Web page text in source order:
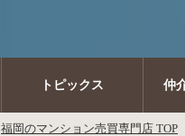
トピックス 仲
福岡のマンション売買専門店 TOP